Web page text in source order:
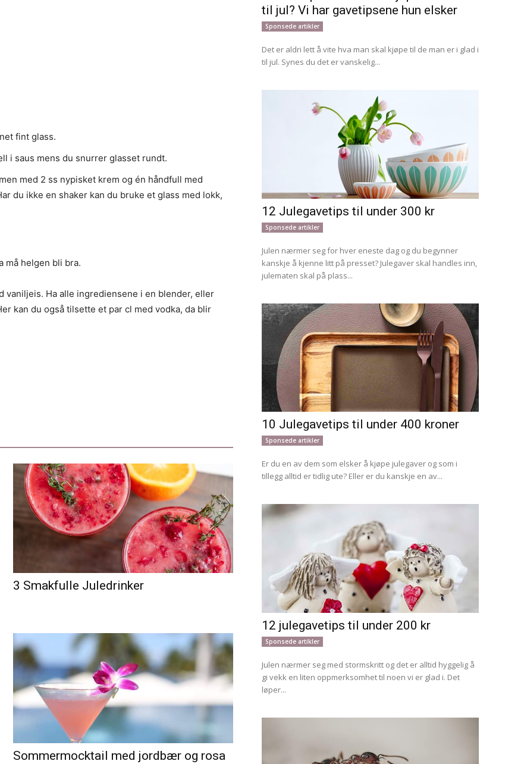
fint glass.
i saus mens du snurrer glasset rundt.
med 2 ss nypisket krem og én håndfull med
du ikke en shaker kan du bruke et glass med lokk,
må helgen bli bra.
vaniljeis. Ha alle ingrediensene i en blender, eller
kan du også tilsette et par cl med vodka, da blir
3 Smakfulle Juledrinker
Sommermocktail med jordbær og rosa
til jul? Vi har gavetipsene hun elsker
Sponsede artikler
Det er aldri lett å vite hva man skal kjøpe til de man er i glad i
til jul. Synes du det er vanskelig...
12 Julegavetips til under 300 kr
Sponsede artikler
Julen nærmer seg for hver eneste dag og du begynner
kanskje å kjenne litt på presset? Julegaver skal handles inn,
julematen skal på plass...
10 Julegavetips til under 400 kroner
Sponsede artikler
Er du en av dem som elsker å kjøpe julegaver og som i
tillegg alltid er tidlig ute? Eller er du kanskje en av...
12 julegavetips til under 200 kr
Sponsede artikler
Julen nærmer seg med stormskritt og det er alltid hyggelig å
gi vekk en liten oppmerksomhet til noen vi er glad i. Det
løper...